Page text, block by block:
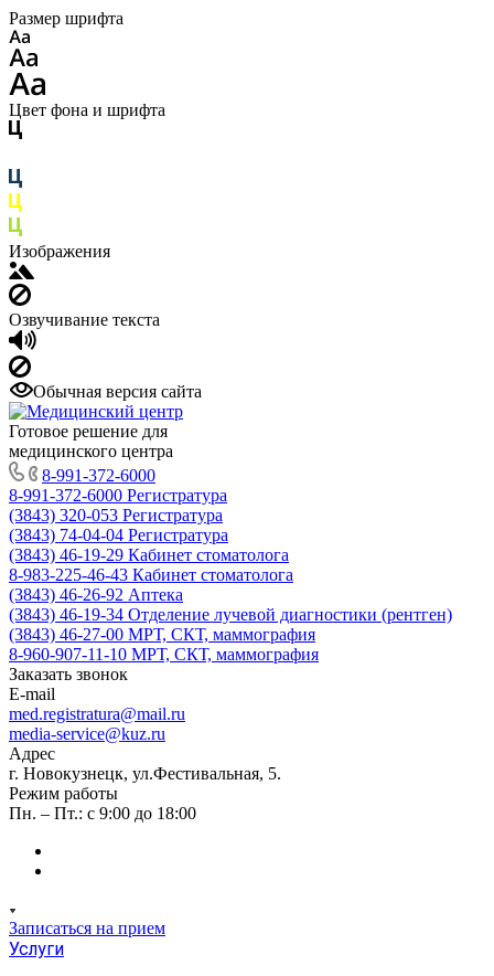
Размер шрифта
Цвет фона и шрифта
Изображения
Озвучивание текста
Обычная версия сайта
Готовое решение для
медицинского центра
8-991-372-6000
8-991-372-6000 Регистратура
(3843) 320-053 Регистратура
(3843) 74-04-04 Регистратура
(3843) 46-19-29 Кабинет стоматолога
8-983-225-46-43 Кабинет стоматолога
(3843) 46-26-92 Аптека
(3843) 46-19-34 Отделение лучевой диагностики (рентген)
(3843) 46-27-00 МРТ, СКТ, маммография
8-960-907-11-10 МРТ, СКТ, маммография
Заказать звонок
E-mail
med.registratura@mail.ru
media-service@kuz.ru
Адрес
г. Новокузнецк, ул.Фестивальная, 5.
Режим работы
Пн. – Пт.: с 9:00 до 18:00
Записаться на прием
Услуги